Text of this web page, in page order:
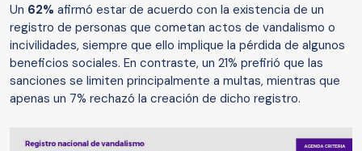
Un 62% afirmó estar de acuerdo con la existencia de un
registro de personas que cometan actos de vandalismo o
incivilidades, siempre que ello implique la pérdida de algunos
beneficios sociales. En contraste, un 21% prefirió que las
sanciones se limiten principalmente a multas, mientras que
apenas un 7% rechazó la creación de dicho registro.